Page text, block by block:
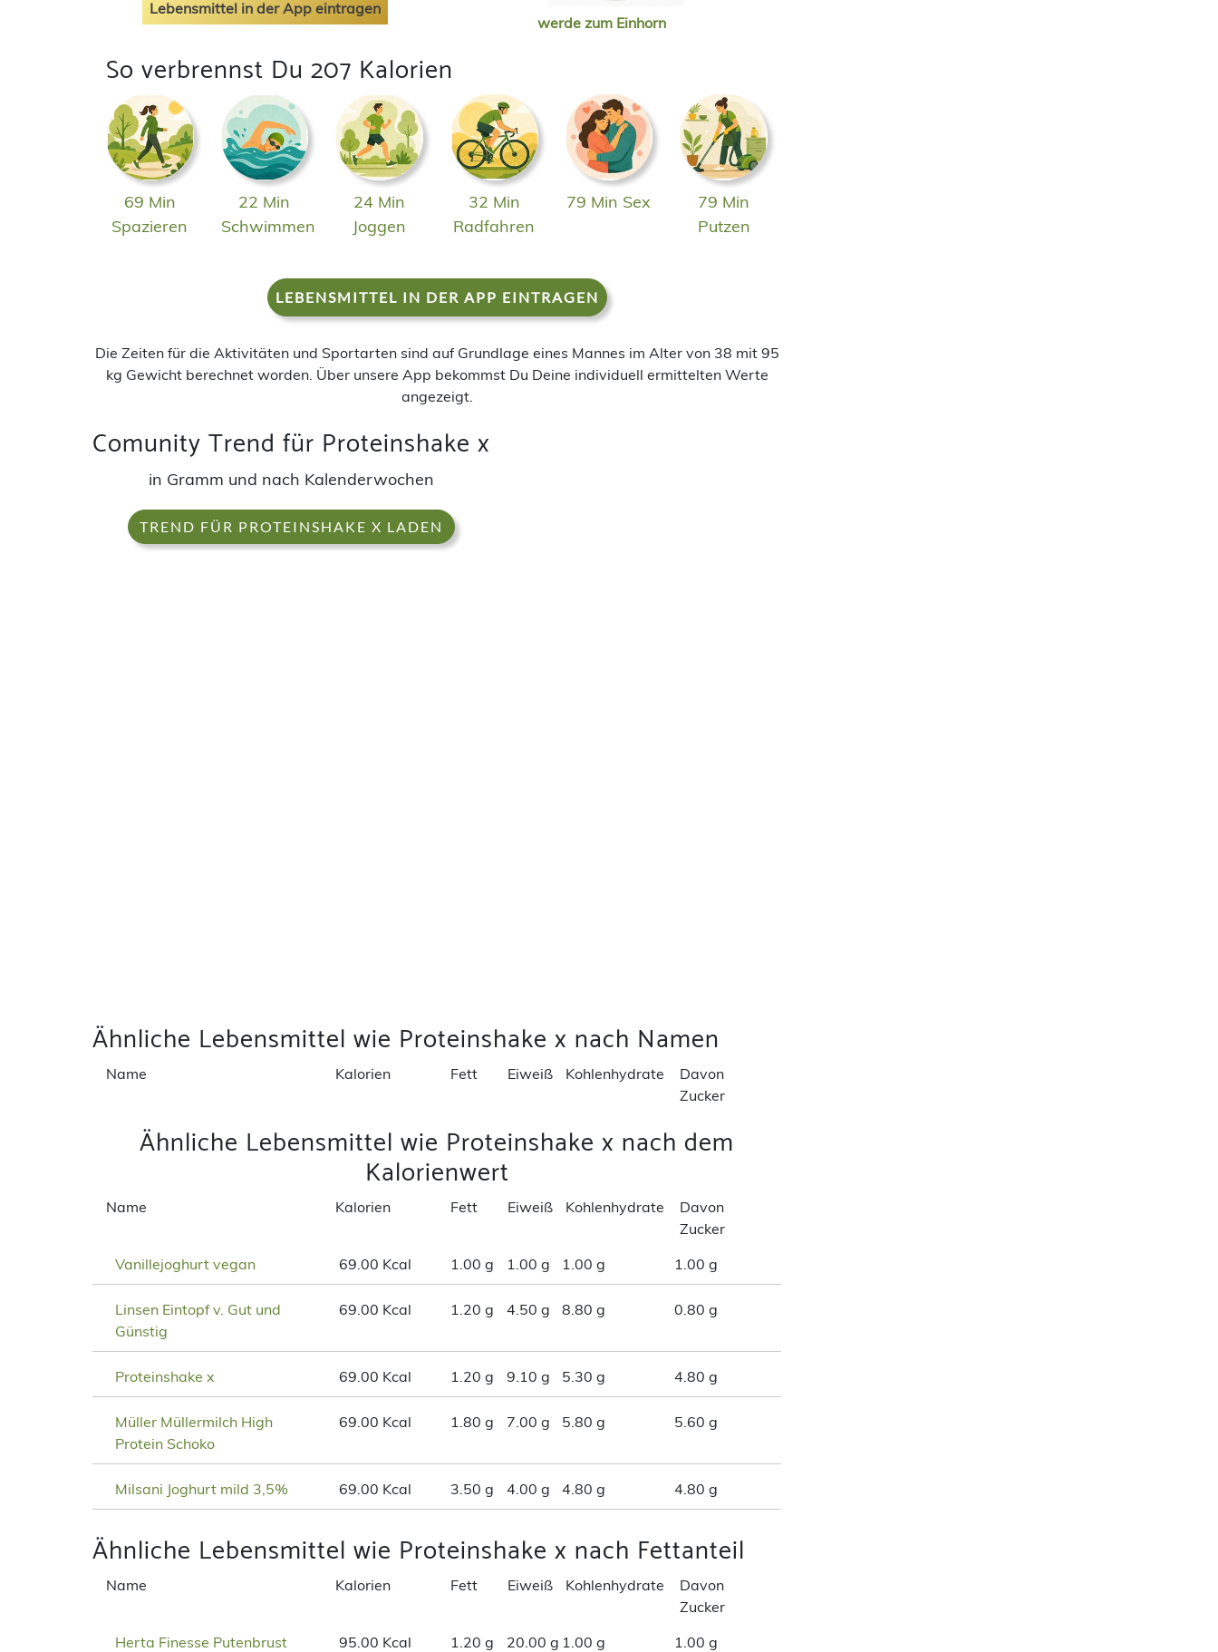
Lebensmittel in der App eintragen
werde zum Einhorn
So verbrennst Du 207 Kalorien
69 Min
Spazieren
22 Min
Schwimmen
24 Min
Joggen
32 Min
Radfahren
79 Min Sex
79 Min
Putzen
LEBENSMITTEL IN DER APP EINTRAGEN
Die Zeiten für die Aktivitäten und Sportarten sind auf Grundlage eines Mannes im Alter von 38 mit 95
kg Gewicht berechnet worden. Über unsere App bekommst Du Deine individuell ermittelten Werte
angezeigt.
Comunity Trend für Proteinshake x
in Gramm und nach Kalenderwochen
TREND FÜR PROTEINSHAKE X LADEN
Ähnliche Lebensmittel wie Proteinshake x nach Namen
Name Kalorien Fett Eiweiß Kohlenhydrate
Davon
Zucker
Ähnliche Lebensmittel wie Proteinshake x nach dem
Kalorienwert
Name Kalorien Fett Eiweiß Kohlenhydrate
Davon
Zucker
Vanillejoghurt vegan
69.00 Kcal 1.00 g 1.00 g 1.00 g 1.00 g
Linsen Eintopf v. Gut und
Günstig
69.00 Kcal 1.20 g 4.50 g 8.80 g 0.80 g
Proteinshake x 69.00 Kcal 1.20 g 9.10 g 5.30 g 4.80 g
Müller Müllermilch High
Protein Schoko
69.00 Kcal 1.80 g 7.00 g 5.80 g 5.60 g
Milsani Joghurt mild 3,5% 69.00 Kcal 3.50 g 4.00 g 4.80 g 4.80 g
Ähnliche Lebensmittel wie Proteinshake x nach Fettanteil
Name Kalorien Fett Eiweiß Kohlenhydrate
Davon
Zucker
Herta Finesse Putenbrust
95.00 Kcal 1.20 g 20.00 g 1.00 g 1.00 g